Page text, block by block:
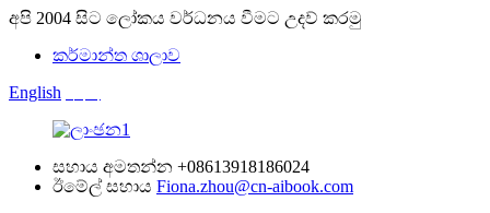
අපි 2004 සිට ලෝකය වර්ධනය වීමට උදව් කරමු
කර්මාන්ත ශාලාව
English
සහාය අමතන්න +08613918186024
ඊමේල් සහාය Fiona.zhou@cn-aibook.com